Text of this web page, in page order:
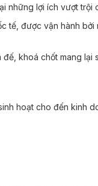
những lợi ích vượt trội
tế, được vận hành
khoá chốt mang lại
hoạt cho đến kinh